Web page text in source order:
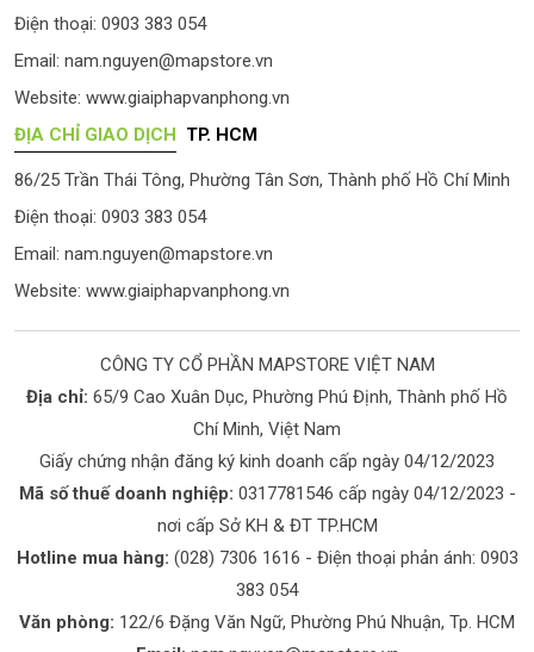
Điện thoại: 0903 383 054
Email: nam.nguyen@mapstore.vn
Website: www.giaiphapvanphong.vn
ĐỊA CHỈ GIAO DỊCH
TP. HCM
86/25 Trần Thái Tông, Phường Tân Sơn, Thành phố Hồ Chí Minh
Điện thoại: 0903 383 054
Email: nam.nguyen@mapstore.vn
Website: www.giaiphapvanphong.vn
CÔNG TY CỔ PHẦN MAPSTORE VIỆT NAM
Địa chỉ: 65/9 Cao Xuân Dục, Phường Phú Định, Thành phố Hồ
Chí Minh, Việt Nam
Giấy chứng nhận đăng ký kinh doanh cấp ngày 04/12/2023
Mã số thuế doanh nghiệp: 0317781546 cấp ngày 04/12/2023 -
nơi cấp Sở KH & ĐT TP.HCM
Hotline mua hàng: (028) 7306 1616 - Điện thoại phản ánh: 0903
383 054
Văn phòng: 122/6 Đặng Văn Ngữ, Phường Phú Nhuận, Tp. HCM